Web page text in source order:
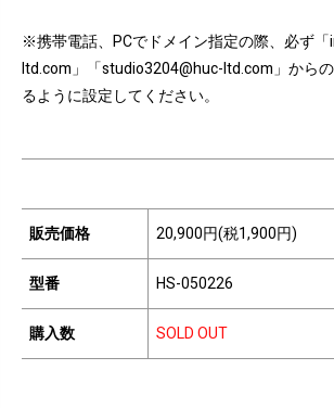
※携帯電話、PCでドメイン指定の際、必ず
ltd.com」「studio3204@huc-ltd.com」から
るように設定してください。
販売価格 20,900円(税1,900円)
型番 HS-050226
購入数 SOLD OUT